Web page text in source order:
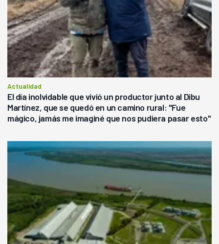
Actualidad
El día inolvidable que vivió un productor junto al Dibu
Martínez, que se quedó en un camino rural: "Fue
mágico, jamás me imaginé que nos pudiera pasar esto"